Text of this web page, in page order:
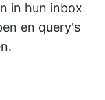
in hun inbox
en query's